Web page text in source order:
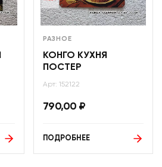
РАЗНОЕ
КОНГО КУХНЯ
ПОСТЕР
Арт: 152122
790,00 ₽
ПОДРОБНЕЕ